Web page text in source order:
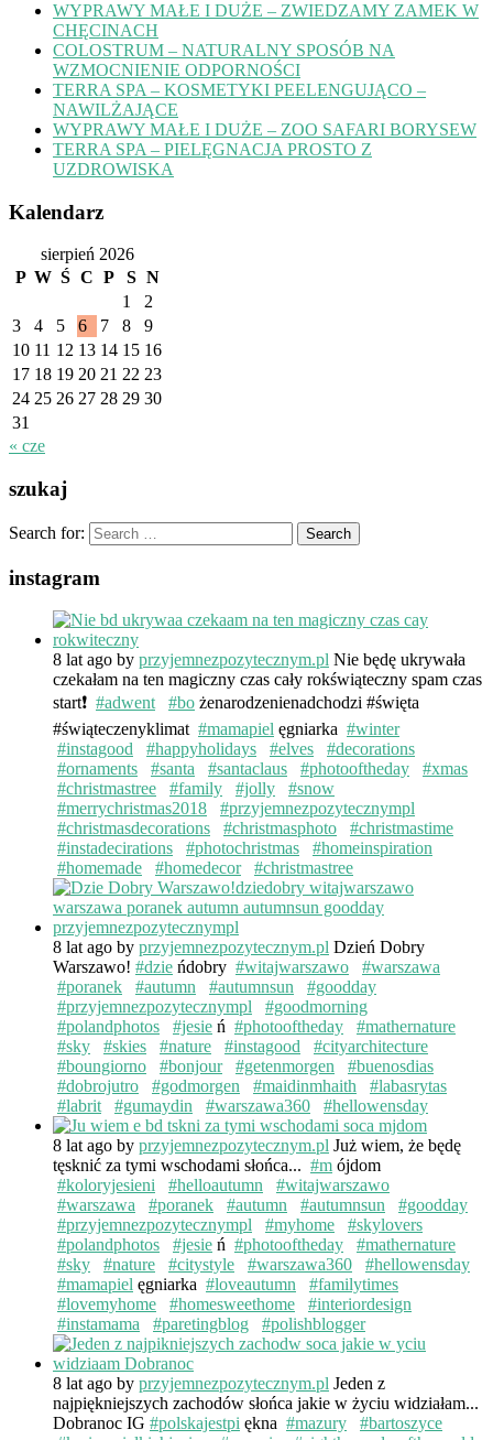
WYPRAWY MAŁE I DUŻE – ZWIEDZAMY ZAMEK W
CHĘCINACH
COLOSTRUM – NATURALNY SPOSÓB NA
WZMOCNIENIE ODPORNOŚCI
TERRA SPA – KOSMETYKI PEELENGUJĄCO –
NAWILŻAJĄCE
WYPRAWY MAŁE I DUŻE – ZOO SAFARI BORYSEW
TERRA SPA – PIELĘGNACJA PROSTO Z
UZDROWISKA
Kalendarz
sierpień 2026
P W Ś C P S N
1
2
3
4 5 6 7 8
9
10 11 12 13 14 15 16
17 18 19 20 21 22 23
24 25 26 27 28 29 30
31
« cze
szukaj
Search for:
instagram
8 lat ago by przyjemnezpozytecznym.pl Nie będę ukrywała
czekałam na ten magiczny czas cały rokświąteczny spam czas
start❗️ #adwent #bo żenarodzenienadchodzi #święta
#świąteczenyklimat #mamapiel ęgniarka #winter
#instagood
#happyholidays #elves
#decorations
#ornaments
#santa #santaclaus #photooftheday
#xmas
#christmastree
#family #jolly
#snow
#merrychristmas2018
#przyjemnezpozytecznympl
#christmasdecorations
#christmasphoto
#christmastime
#instadecirations
#photochristmas
#homeinspiration
#homemade
#homedecor #christmastree
8 lat ago by przyjemnezpozytecznym.pl Dzień Dobry
Warszawo! #dzie ńdobry #witajwarszawo
#warszawa
#poranek
#autumn #autumnsun
#goodday
#przyjemnezpozytecznympl
#goodmorning
#polandphotos
#jesie ń #photooftheday
#mathernature
#sky
#skies #nature #instagood
#cityarchitecture
#boungiorno
#bonjour #getenmorgen
#buenosdias
#dobrojutro
#godmorgen #maidinmhaith
#labasrytas
#labrit
#gumaydin #warszawa360 #hellowensday
8 lat ago by przyjemnezpozytecznym.pl Już wiem, że będę
tęsknić za tymi wschodami słońca... #m ójdom
#koloryjesieni
#helloautumn
#witajwarszawo
#warszawa
#poranek #autumn #autumnsun
#goodday
#przyjemnezpozytecznympl
#myhome
#skylovers
#polandphotos
#jesie ń #photooftheday
#mathernature
#sky
#nature #citystyle #warszawa360
#hellowensday
#mamapiel ęgniarka #loveautumn
#familytimes
#lovemyhome
#homesweethome
#interiordesign
#instamama
#paretingblog #polishblogger
8 lat ago by przyjemnezpozytecznym.pl Jeden z
najpiękniejszych zachodów słońca jakie w życiu widziałam...
Dobranoc IG #polskajestpi ękna #mazury
#bartoszyce